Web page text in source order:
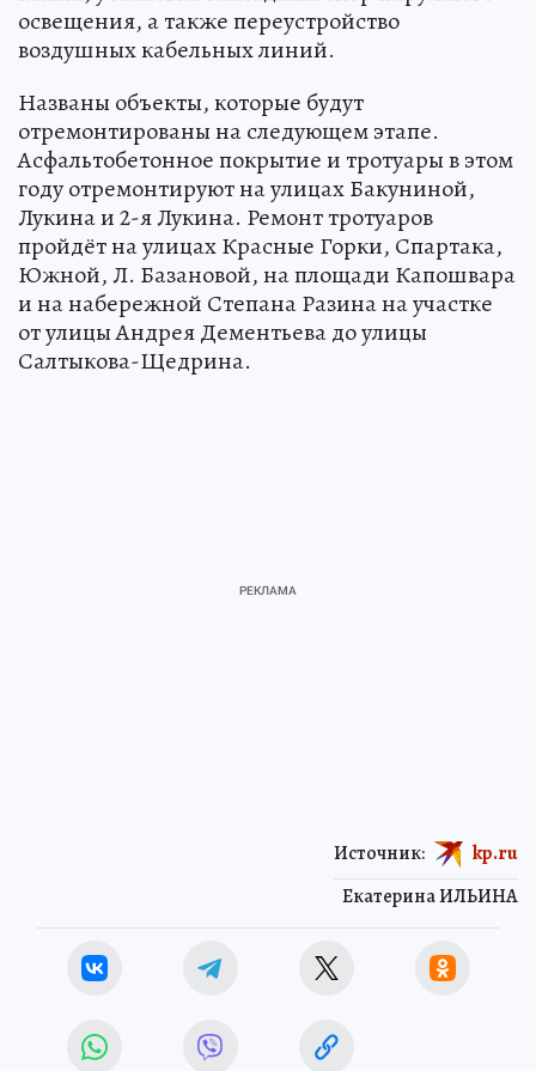
освещения, а также переустройство
воздушных кабельных линий.
Названы объекты, которые будут
отремонтированы на следующем этапе.
Асфальтобетонное покрытие и тротуары в этом
году отремонтируют на улицах Бакуниной,
Лукина и 2-я Лукина. Ремонт тротуаров
пройдёт на улицах Красные Горки, Спартака,
Южной, Л. Базановой, на площади Капошвара
и на набережной Степана Разина на участке
от улицы Андрея Дементьева до улицы
Салтыкова-Щедрина.
Екатерина ИЛЬИНА
Источник: kp.ru